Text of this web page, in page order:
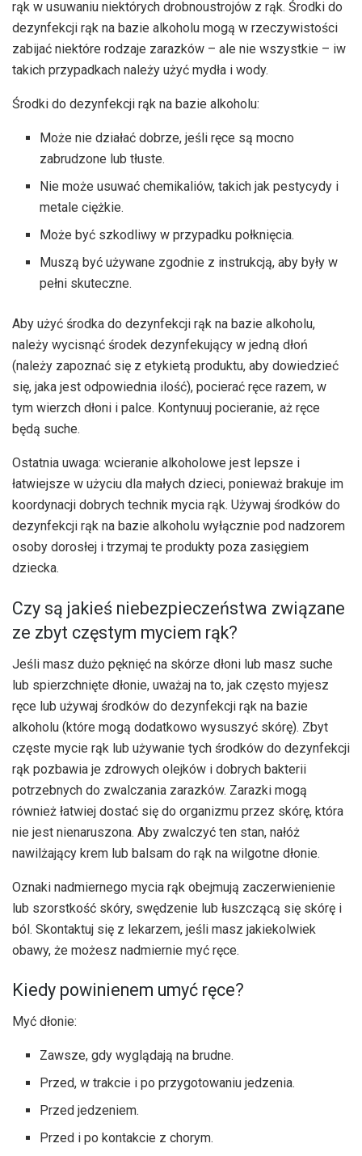
rąk w usuwaniu niektórych drobnoustrojów z rąk. Środki do
dezynfekcji rąk na bazie alkoholu mogą w rzeczywistości
zabijać niektóre rodzaje zarazków – ale nie wszystkie – iw
takich przypadkach należy użyć mydła i wody.
Środki do dezynfekcji rąk na bazie alkoholu:
Może nie działać dobrze, jeśli ręce są mocno
zabrudzone lub tłuste.
Nie może usuwać chemikaliów, takich jak pestycydy i
metale ciężkie.
Może być szkodliwy w przypadku połknięcia.
Muszą być używane zgodnie z instrukcją, aby były w
pełni skuteczne.
Aby użyć środka do dezynfekcji rąk na bazie alkoholu,
należy wycisnąć środek dezynfekujący w jedną dłoń
(należy zapoznać się z etykietą produktu, aby dowiedzieć
się, jaka jest odpowiednia ilość), pocierać ręce razem, w
tym wierzch dłoni i palce. Kontynuuj pocieranie, aż ręce
będą suche.
Ostatnia uwaga: wcieranie alkoholowe jest lepsze i
łatwiejsze w użyciu dla małych dzieci, ponieważ brakuje im
koordynacji dobrych technik mycia rąk. Używaj środków do
dezynfekcji rąk na bazie alkoholu wyłącznie pod nadzorem
osoby dorosłej i trzymaj te produkty poza zasięgiem
dziecka.
Czy są jakieś niebezpieczeństwa związane
ze zbyt częstym myciem rąk?
Jeśli masz dużo pęknięć na skórze dłoni lub masz suche
lub spierzchnięte dłonie, uważaj na to, jak często myjesz
ręce lub używaj środków do dezynfekcji rąk na bazie
alkoholu (które mogą dodatkowo wysuszyć skórę). Zbyt
częste mycie rąk lub używanie tych środków do dezynfekcji
rąk pozbawia je zdrowych olejków i dobrych bakterii
potrzebnych do zwalczania zarazków. Zarazki mogą
również łatwiej dostać się do organizmu przez skórę, która
nie jest nienaruszona. Aby zwalczyć ten stan, nałóż
nawilżający krem ​​lub balsam do rąk na wilgotne dłonie.
Oznaki nadmiernego mycia rąk obejmują zaczerwienienie
lub szorstkość skóry, swędzenie lub łuszczącą się skórę i
ból. Skontaktuj się z lekarzem, jeśli masz jakiekolwiek
obawy, że możesz nadmiernie myć ręce.
Kiedy powinienem umyć ręce?
Myć dłonie:
Zawsze, gdy wyglądają na brudne.
Przed, w trakcie i po przygotowaniu jedzenia.
Przed jedzeniem.
Przed i po kontakcie z chorym.